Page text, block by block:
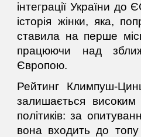
інтеграції України до
історія жінки, яка,
ставила на перше
працюючи над
Європою.
Рейтинг Климпуш-
залишається високим
політиків: за
вона входить до